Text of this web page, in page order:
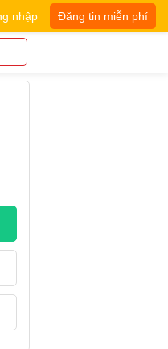
nhập Đăng tin miễn phí